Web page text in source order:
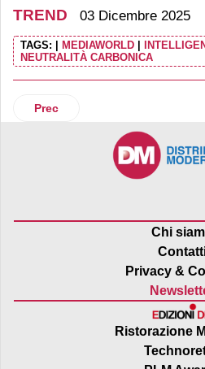
TREND 03 Dicembre 2025
TAGS: MEDIAWORLD
NEUTRALITÀ CARBONICA
Articolo precedente: Report
Prec
Chi
Privacy &
Ristorazione